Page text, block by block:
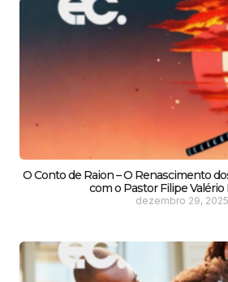
O Conto de Raion – O Renascimento
com o Pastor Filipe
dezembro 29, 2025